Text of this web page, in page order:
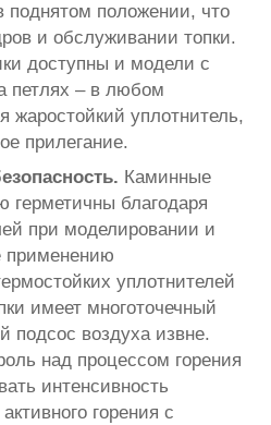
поднятом положении, что
и обслуживании топки.
доступны и модели с
петлях – в любом
жаростойкий уплотнитель,
прилегание.
Каминные
герметичны благодаря
при моделировании и
применению
уплотнителей
имеет многоточечный
воздуха извне.
над процессом горения
интенсивность
горения с